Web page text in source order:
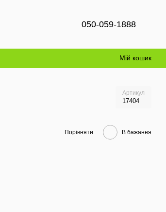
050-059-1888
Мій кошик
Артикул
17404
Порівняти В бажання